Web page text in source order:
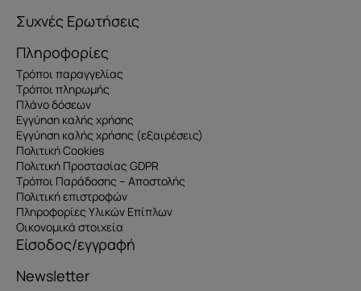
Συχνές Ερωτήσεις
Πληροφορίες
Τρόποι παραγγελίας
Τρόποι πληρωμής
Πλάνο δόσεων
Εγγύηση καλής χρήσης
Εγγύηση καλής χρήσης (εξαιρέσεις)
Πολιτική Cookies
Πολιτική Προστασίας GDPR
Τρόποι Παράδοσης – Αποστολής
Πολιτική επιστροφών
Πληροφορίες Υλικών Επίπλων
Οικονομικά στοιχεία
Είσοδος/εγγραφή
Newsletter